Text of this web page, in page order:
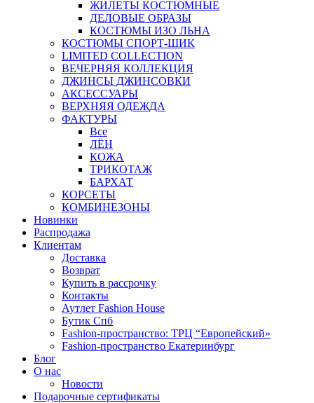
ЖИЛЕТЫ КОСТЮМНЫЕ
ДЕЛОВЫЕ ОБРАЗЫ
КОСТЮМЫ ИЗО ЛЬНА
КОСТЮМЫ СПОРТ-ШИК
LIMITED COLLECTION
ВЕЧЕРНЯЯ КОЛЛЕКЦИЯ
ДЖИНСЫ ДЖИНСОВКИ
АКСЕССУАРЫ
ВЕРХНЯЯ ОДЕЖДА
ФАКТУРЫ
Все
ЛЁН
КОЖА
ТРИКОТАЖ
БАРХАТ
КОРСЕТЫ
КОМБИНЕЗОНЫ
Новинки
Распродажа
Клиентам
Доставка
Возврат
Купить в рассрочку
Контакты
Аутлет Fashion House
Бутик Спб
Fashion-пространство: ТРЦ “Европейский»
Fashion-пространство Екатеринбург
Блог
О нас
Новости
Подарочные сертификаты